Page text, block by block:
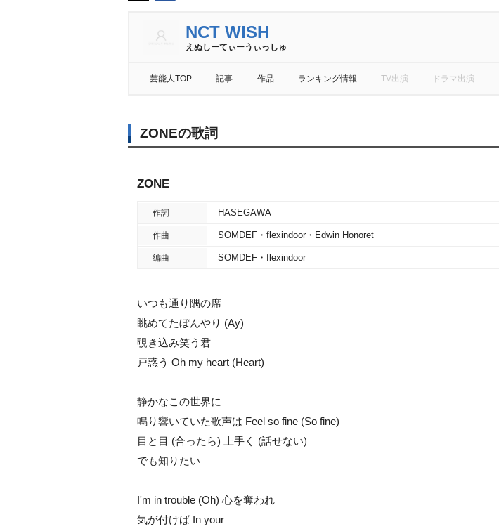
NCT WISH
えぬしーてぃーうぃっしゅ
芸能人TOP 記事 作品 ランキング情報 TV出演 ドラマ出演
ZONEの歌詞
ZONE
作詞 HASEGAWA
作曲 SOMDEF・flexindoor・Edwin Honoret
編曲 SOMDEF・flexindoor
いつも通り隅の席
眺めてたぼんやり (Ay)
覗き込み笑う君
戸惑う Oh my heart (Heart)
静かなこの世界に
鳴り響いていた歌声は Feel so fine (So fine)
目と目 (合ったら) 上手く (話せない)
でも知りたい
I'm in trouble (Oh) 心を奪われ
気が付けば In your